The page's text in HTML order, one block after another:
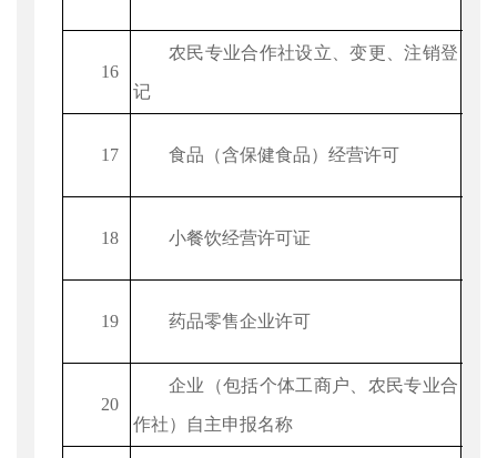
16
农民专业合作社设立、变更、注销登
记
17 食品（含保健食品）经营许可
18 小餐饮经营许可证
19 药品零售企业许可
20
企业（包括个体工商户、农民专业合
作社）自主申报名称